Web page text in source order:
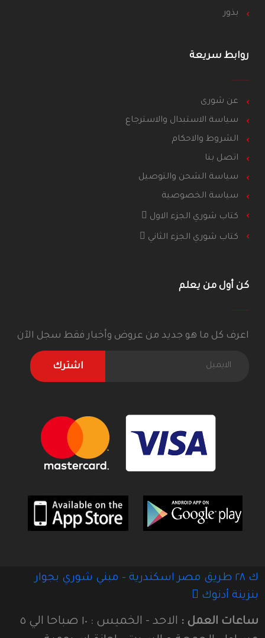
بذور
روابط سريعة
عن شورى
سياسة الاستبدال والاسترجاع
الشروط والاحكام
اتصل بنا
سياسة الشحن والتوصيل
سياسة الخصوصية
كتاب شوري الجزء الاول
كتاب شوري الجزء الثاني
كن أول من يعلم
اعرف كل ما هو جديد من عروض وأخبار فقط سجل الآن
اشترك
ك ٢٨ طريق مصر اسكندرية - مبني شوري بجوار
بنزينة أدنوك
ساعات العمل :
الاحد - الخميس : ١٠ صباحا الي ٥